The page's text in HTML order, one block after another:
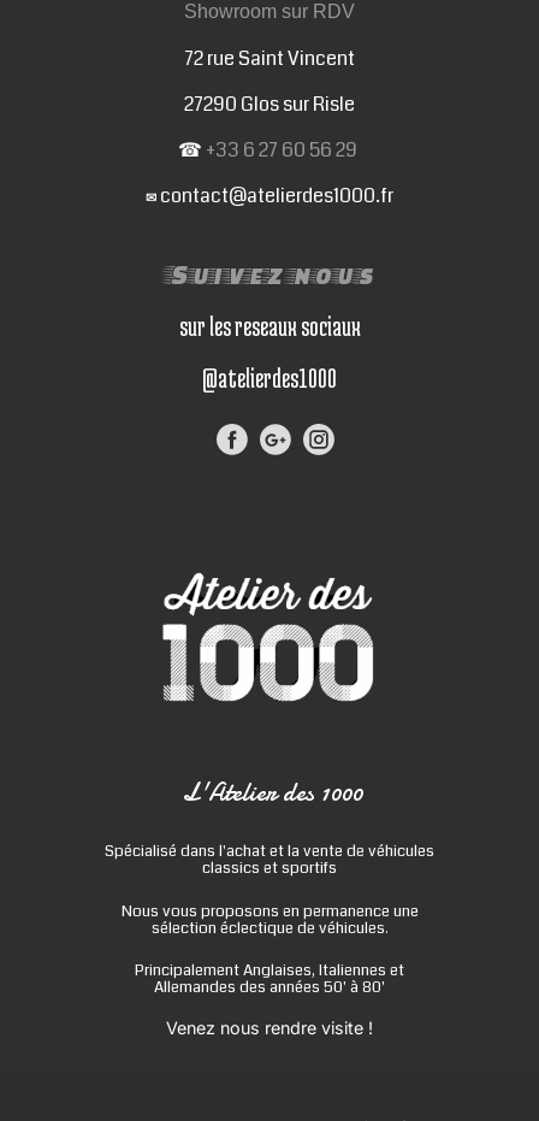
Showroom sur RDV
72 rue Saint Vincent
27290 Glos sur Risle
☎ +33 6 27 60 56 29
✉ contact@atelierdes1000.fr
Suivez nous
sur les reseaux sociaux
@atelierdes1000
L'Atelier des 1000
Spécialisé dans l'achat et la vente de véhicules
classics et sportifs
Nous vous proposons en permanence une
sélection éclectique de véhicules.
Principalement Anglaises, Italiennes et
Allemandes des années 50' à 80'
Venez nous rendre visite !